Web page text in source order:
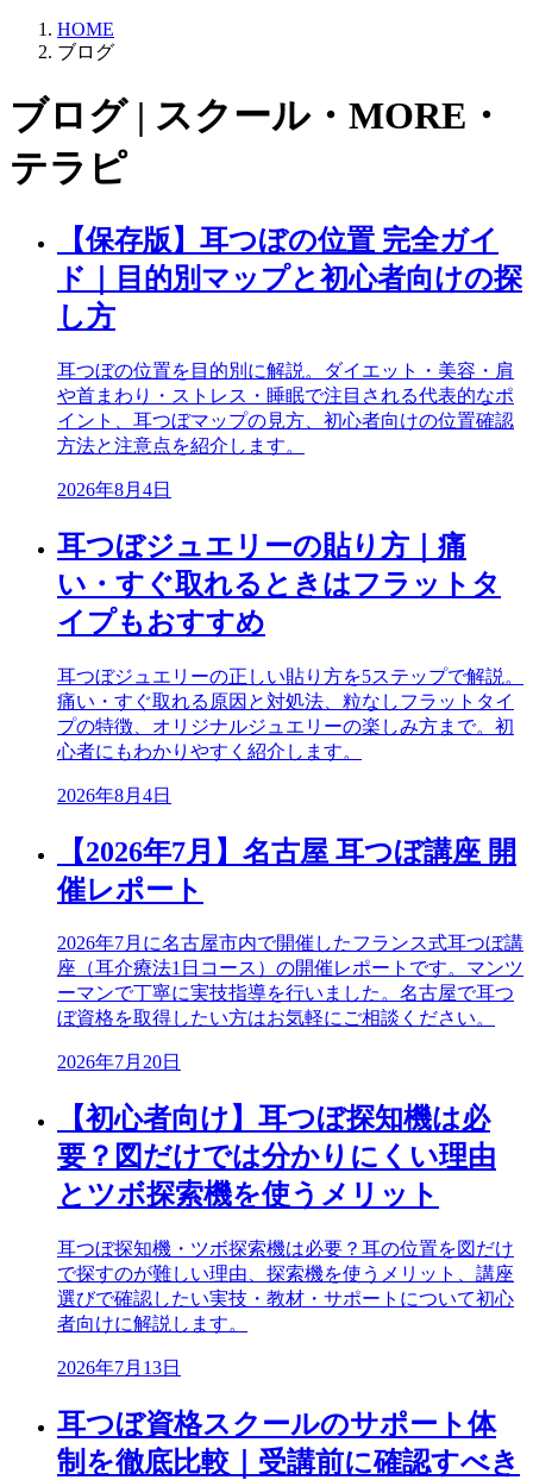
HOME
ブログ
ブログ | スクール・MORE・
テラピ
【保存版】耳つぼの位置 完全ガイ
ド｜目的別マップと初心者向けの探
し方
耳つぼの位置を目的別に解説。ダイエット・美容・肩
や首まわり・ストレス・睡眠で注目される代表的なポ
イント、耳つぼマップの見方、初心者向けの位置確認
方法と注意点を紹介します。
2026年8月4日
耳つぼジュエリーの貼り方｜痛
い・すぐ取れるときはフラットタ
イプもおすすめ
耳つぼジュエリーの正しい貼り方を5ステップで解説。
痛い・すぐ取れる原因と対処法、粒なしフラットタイ
プの特徴、オリジナルジュエリーの楽しみ方まで。初
心者にもわかりやすく紹介します。
2026年8月4日
【2026年7月】名古屋 耳つぼ講座 開
催レポート
2026年7月に名古屋市内で開催したフランス式耳つぼ講
座（耳介療法1日コース）の開催レポートです。マンツ
ーマンで丁寧に実技指導を行いました。名古屋で耳つ
ぼ資格を取得したい方はお気軽にご相談ください。
2026年7月20日
【初心者向け】耳つぼ探知機は必
要？図だけでは分かりにくい理由
とツボ探索機を使うメリット
耳つぼ探知機・ツボ探索機は必要？耳の位置を図だけ
で探すのが難しい理由、探索機を使うメリット、講座
選びで確認したい実技・教材・サポートについて初心
者向けに解説します。
2026年7月13日
耳つぼ資格スクールのサポート体
制を徹底比較｜受講前に確認すべき